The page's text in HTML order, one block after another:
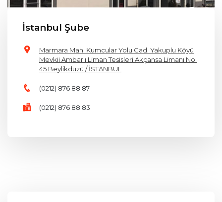
İstanbul Şube
Marmara Mah. Kumcular Yolu Cad. Yakuplu Köyü
Mevkii Ambarlı Liman Tesisleri Akçansa Limanı No:
45 Beylikdüzü / İSTANBUL
(0212) 876 88 87
(0212) 876 88 83